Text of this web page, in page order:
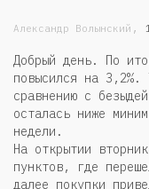
Александр Волынский ,
Добрый день. По
повысился на 3,2%.
сравнению с
осталась ниже
недели.
На открытии
пунктов, где
далее покупки